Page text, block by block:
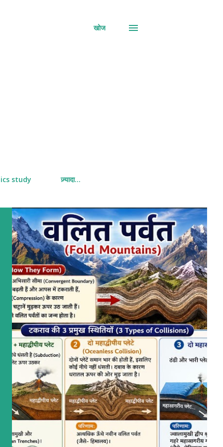
खोज
study ज़्यादा…